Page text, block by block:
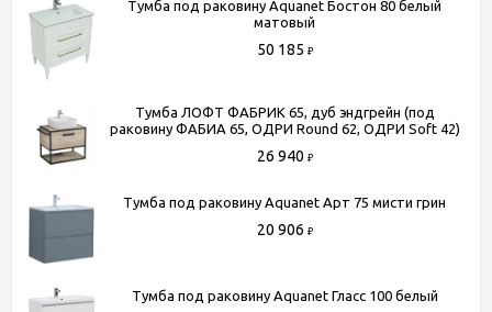
Тумба под раковину Aquanet Бостон 80 белый
матовый
50 185 ₽
Тумба ЛОФТ ФАБРИК 65, дуб эндгрейн (под
раковину ФАБИА 65, ОДРИ Round 62, ОДРИ Soft 42)
26 940 ₽
Тумба под раковину Aquanet Арт 75 мисти грин
20 906 ₽
Тумба под раковину Aquanet Гласс 100 белый